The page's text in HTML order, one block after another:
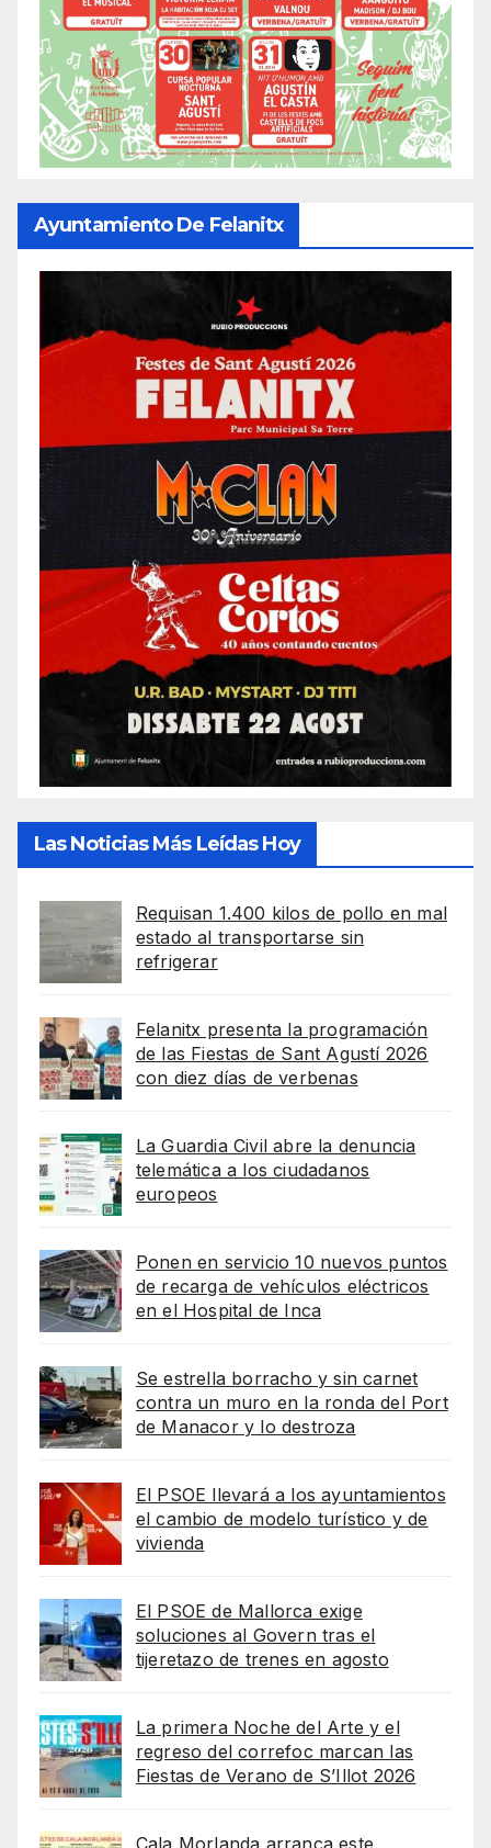
Ayuntamiento De Felanitx
Las Noticias Más Leídas Hoy
Requisan 1.400 kilos de pollo en mal
estado al transportarse sin
refrigerar
Felanitx presenta la programación
de las Fiestas de Sant Agustí 2026
con diez días de verbenas
La Guardia Civil abre la denuncia
telemática a los ciudadanos
europeos
Ponen en servicio 10 nuevos puntos
de recarga de vehículos eléctricos
en el Hospital de Inca
Se estrella borracho y sin carnet
contra un muro en la ronda del Port
de Manacor y lo destroza
El PSOE llevará a los ayuntamientos
el cambio de modelo turístico y de
vivienda
El PSOE de Mallorca exige
soluciones al Govern tras el
tijeretazo de trenes en agosto
La primera Noche del Arte y el
regreso del correfoc marcan las
Fiestas de Verano de S’Illot 2026
Cala Morlanda arranca este